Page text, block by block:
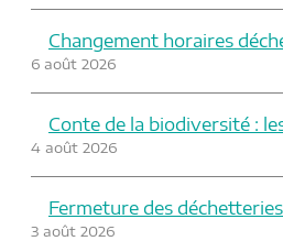
Changement horaires
6 août 2026
Conte de la biodiversité :
4 août 2026
Fermeture des
3 août 2026